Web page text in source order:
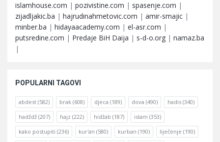
islamhouse.com | pozivistine.com | spasenje.com |
zijadljakic.ba | hajrudinahmetovic.com | amir-smajic |
minber.ba | hidayaacademy.com | el-asr.com |
putsredine.com | Predaje BiH Daija | s-d-o.org | namaz.ba
|
POPULARNI TAGOVI
abdest (582) brak (608) djeca (189) dova (490) hadis (340)
hadždž (207) hajz (222) hidžab (187) islam (353)
kako postupiti (236) kur'an (580) kurban (190) liječenje (190)